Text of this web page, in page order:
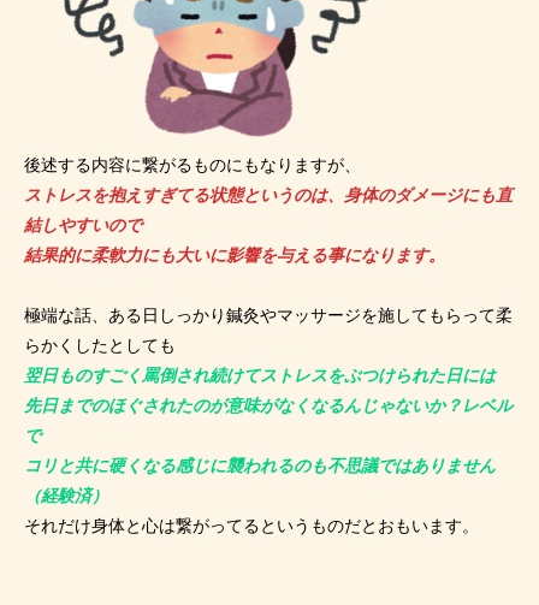
後述する内容に繋がるものにもなりますが、
ストレスを抱えすぎてる状態というのは、身体のダメージにも直
結しやすいので
結果的に柔軟力にも大いに影響を与える事になります。
極端な話、ある日しっかり鍼灸やマッサージを施してもらって柔
らかくしたとしても
翌日ものすごく罵倒され続けてストレスをぶつけられた日には
先日までのほぐされたのが意味がなくなるんじゃないか？レベル
で
コリと共に硬くなる感じに襲われるのも不思議ではありません
（経験済）
それだけ身体と心は繋がってるというものだとおもいます。